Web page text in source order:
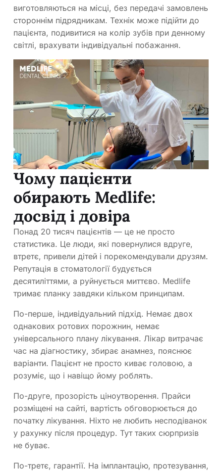
виготовляються на місці, без передачі замовлень
стороннім підрядникам. Технік може підійти до
пацієнта, подивитися на колір зубів при денному
світлі, врахувати індивідуальні побажання.
Чому пацієнти
обирають Medlife:
досвід і довіра
Понад 20 тисяч пацієнтів — це не просто
статистика. Це люди, які повернулися вдруге,
втретє, привели дітей і порекомендували друзям.
Репутація в стоматології будується
десятиліттями, а руйнується миттєво. Medlife
тримає планку завдяки кільком принципам.
По-перше, індивідуальний підхід. Немає двох
однакових ротових порожнин, немає
універсального плану лікування. Лікар витрачає
час на діагностику, збирає анамнез, пояснює
варіанти. Пацієнт не просто киває головою, а
розуміє, що і навіщо йому роблять.
По-друге, прозорість ціноутворення. Прайси
розміщені на сайті, вартість обговорюється до
початку лікування. Ніхто не любить несподіванок
у рахунку після процедур. Тут таких сюрпризів
не буває.
По-третє, гарантії. На імплантацію, протезування,